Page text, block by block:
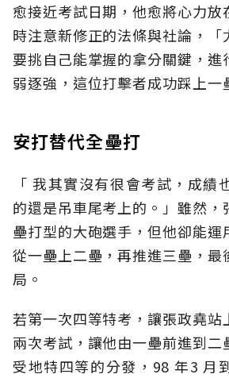
愈接近考試日期，他愈將心力放
時注意新修正的法條與社論，「
要挑自己能掌握的拿分關鍵，進
弱逐強，這位打擊者成功踩上一
安打替代全壘打
「 我其實沒有很會考試，成績
的還是吊車尾考上的。」雖然，
壘打型的大砲選手，但他卻能運
從一壘上二壘，再推進三壘，最
局。
若第一次四等特考，讓張政堯站
兩次考試，讓他由一壘前進到二
受地特四等的分發，98 年3 月